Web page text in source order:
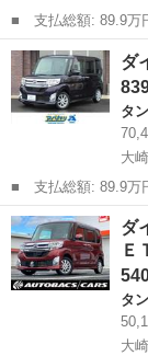
■ 支払総額: 89.9万円 ■ 車両本体価格： 839,000 円 ■ メーカー
名： ダイハツ ■
Ｘ ＳＡ ■ 排気量
...
宮城 大崎市
ダ
タ
大
■ 支払総額: 89.9万円 ■ 車両本体価格： 839,000 円 ■ メーカー
名： ダイハツ ■
Ｘ ＳＡ ■ 排気量
...
宮城 大崎市
ダ
Ｅ
タ
大